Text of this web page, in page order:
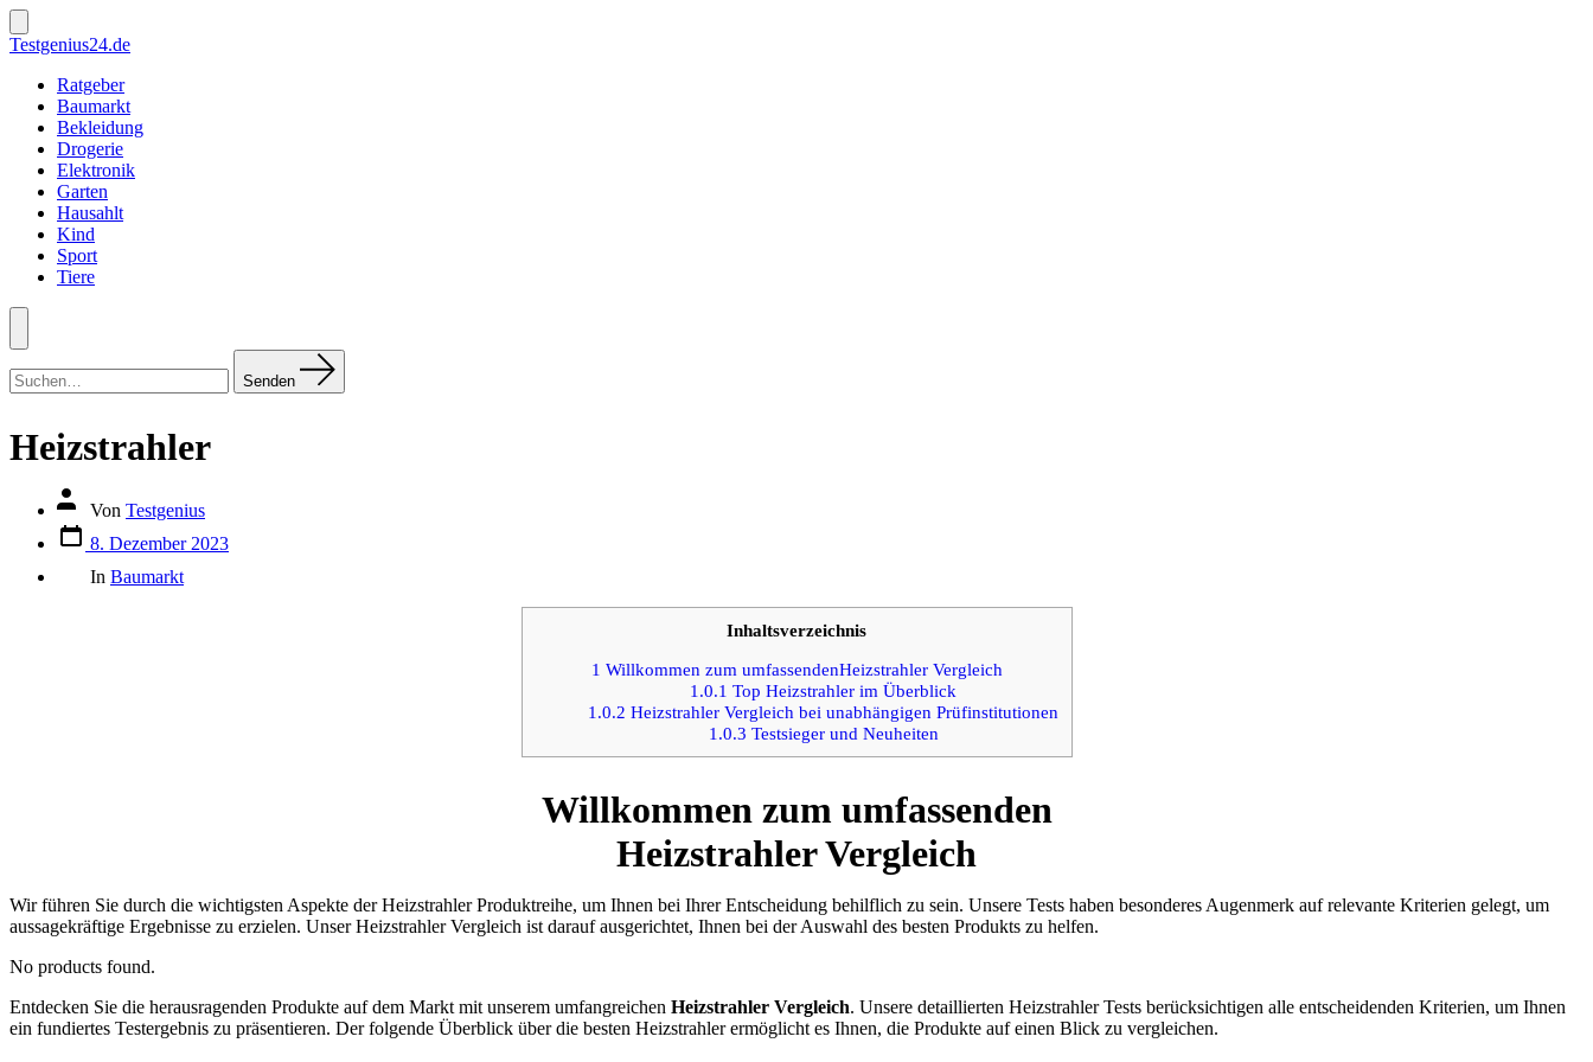
Zum
Inhalt
springen
Suche
ein-/ausblenden
Testgenius24.de
Ratgeber
Baumarkt
Bekleidung
Drogerie
Elektronik
Garten
Hausahlt
Kind
Sport
Tiere
Menü
nach:
Senden
Heizstrahler
Autor
Beitrags
Von Testgenius
Datum
des
Beitrags
8. Dezember 2023
In Baumarkt
Inhaltsverzeichnis
1 Willkommen zum umfassendenHeizstrahler Vergleich
1.0.1 Top Heizstrahler im Überblick
1.0.2 Heizstrahler Vergleich bei unabhängigen Prüfinstitutionen
1.0.3 Testsieger und Neuheiten
Willkommen zum umfassenden
Heizstrahler Vergleich
Wir führen Sie durch die wichtigsten Aspekte der Heizstrahler Produktreihe, um Ihnen bei Ihrer Entscheidung behilflich zu sein. Unsere Tests haben besonderes Augenmerk auf relevante Kriterien gelegt, um
aussagekräftige Ergebnisse zu erzielen. Unser Heizstrahler Vergleich ist darauf ausgerichtet, Ihnen bei der Auswahl des besten Produkts zu helfen.
No products found.
Entdecken Sie die herausragenden Produkte auf dem Markt mit unserem umfangreichen Heizstrahler Vergleich. Unsere detaillierten Heizstrahler Tests berücksichtigen alle entscheidenden Kriterien, um Ihnen
ein fundiertes Testergebnis zu präsentieren. Der folgende Überblick über die besten Heizstrahler ermöglicht es Ihnen, die Produkte auf einen Blick zu vergleichen.